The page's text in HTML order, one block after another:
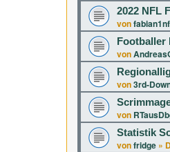
2022 NFL
von
Footballer
von
von3rd-
von
Statistik
vonfridge »